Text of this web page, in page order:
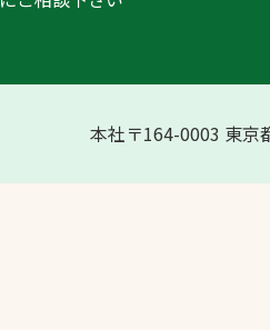
本社〒164-0003 東京